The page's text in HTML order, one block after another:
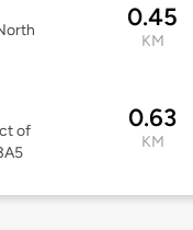
0.45
KM
of
0.63
KM